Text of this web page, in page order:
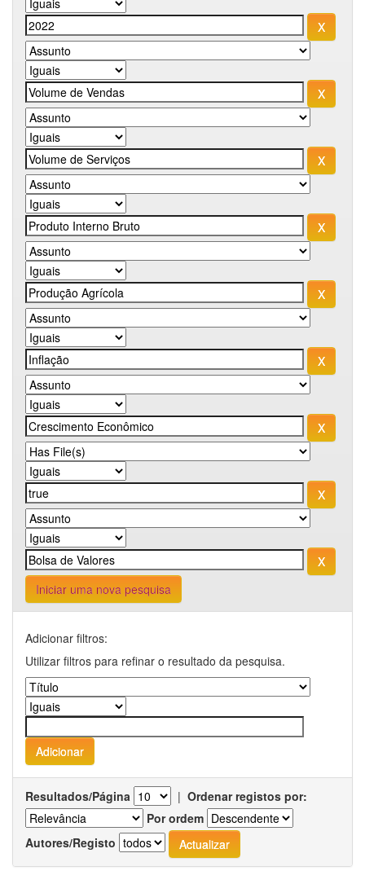
Iniciar uma nova pesquisa
Adicionar filtros:
Utilizar filtros para refinar o resultado da pesquisa.
Resultados/Página | Ordenar registos por:
Por ordem
Autores/Registo